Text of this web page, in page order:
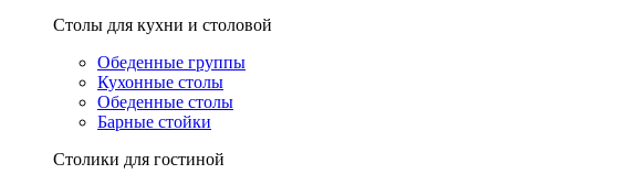
Столы для кухни и столовой
Обеденные группы
Кухонные столы
Обеденные столы
Барные стойки
Столики для гостиной